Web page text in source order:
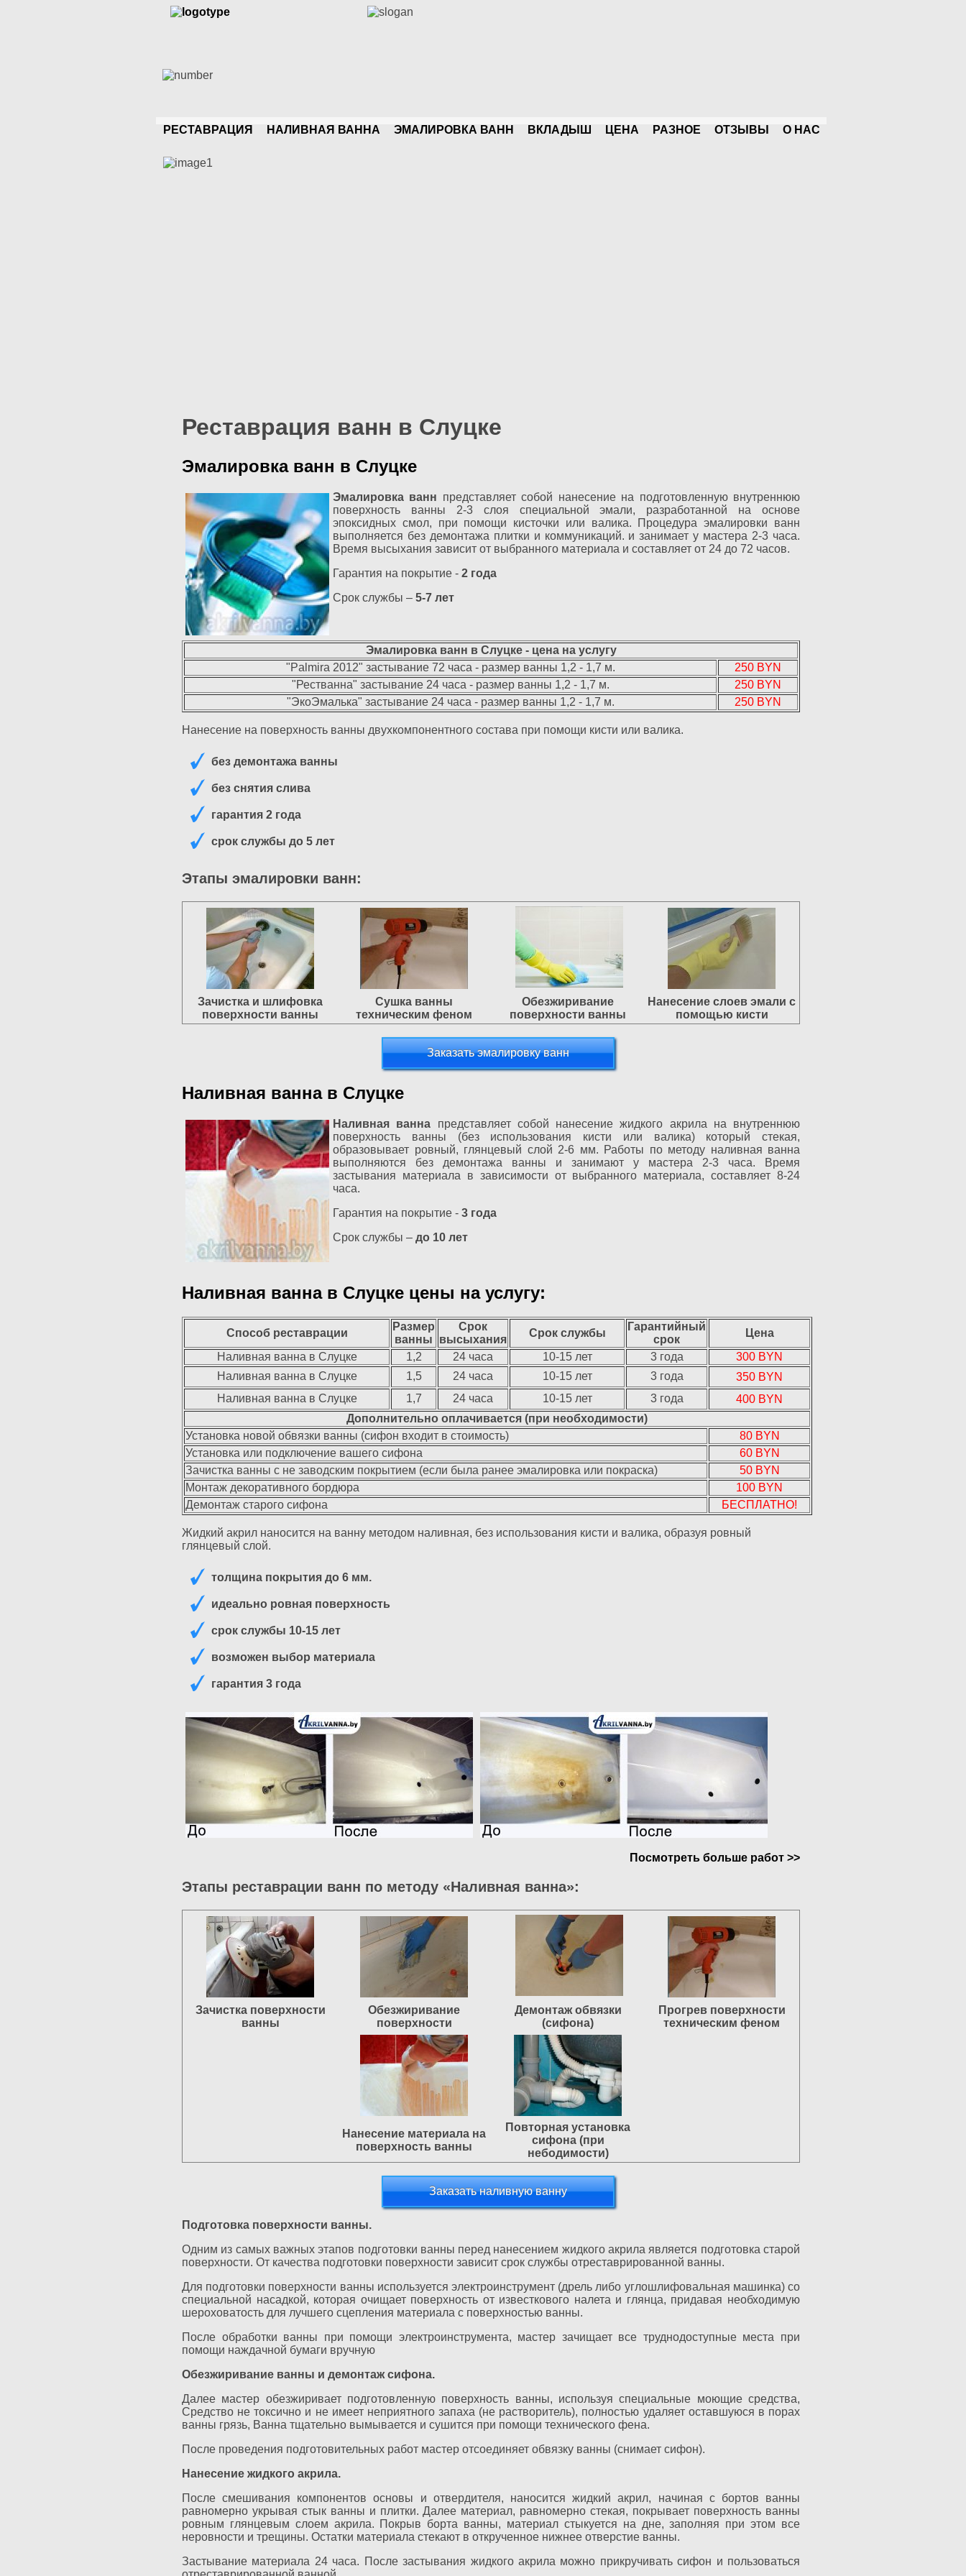
РЕСТАВРАЦИЯ НАЛИВНАЯ ВАННА ЭМАЛИРОВКА ВАНН ВКЛАДЫШ ЦЕНA РАЗНОЕ ОТЗЫВЫ О НАС
Реставрация ванн в Слуцке
Эмалировка ванн в Слуцке
Эмалировка ванн представляет собой нанесение на подготовленную внутреннюю
поверхность ванны 2-3 слоя специальной эмали, разработанной на основе
эпоксидных смол, при помощи кисточки или валика. Процедура эмалировки ванн
выполняется без демонтажа плитки и коммуникаций. и занимает у мастера 2-3 часа.
Время высыхания зависит от выбранного материала и составляет от 24 до 72 часов.
Гарантия на покрытие - 2 года
Срок службы – 5-7 лет
Эмалировка ванн в Слуцке - цена на услугу
"Palmira 2012" застывание 72 часа - размер ванны 1,2 - 1,7 м.
250 BYN
"Рестванна" застывание 24 часа - размер ванны 1,2 - 1,7 м.
250 BYN
"ЭкоЭмалька" застывание 24 часа - размер ванны 1,2 - 1,7 м.
250 BYN
Нанесение на поверхность ванны двухкомпонентного состава при помощи кисти или валика.
без демонтажа ванны
без снятия слива
гарантия 2 года
срок службы до 5 лет
Этапы эмалировки ванн:
Зачистка и шлифовка
поверхности ванны
Сушка ванны
техническим феном
Обезжиривание
поверхности ванны
Нанесение слоев эмали с
помощью кисти
Заказать эмалировку ванн
Наливная ванна в Слуцке
Наливная ванна представляет собой нанесение жидкого акрила на внутреннюю
поверхность ванны (без использования кисти или валика) который стекая,
образовывает ровный, глянцевый слой 2-6 мм. Работы по методу наливная ванна
выполняются без демонтажа ванны и занимают у мастера 2-3 часа. Время
застывания материала в зависимости от выбранного материала, составляет 8-24
часа.
Гарантия на покрытие - 3 года
Срок службы – до 10 лет
Наливная ванна в Слуцке цены на услугу:
Способ реставрации
Размер
ванны
Срок
высыхания
Срок службы
Гарантийный
срок
Цена
Наливная ванна в Слуцке
1,2 24 часа 10-15 лет 3 года
300 BYN
Наливная ванна в Слуцке
1,5 24 часа 10-15 лет 3 года
350 BYN
Наливная ванна в Слуцке
1,7 24 часа 10-15 лет 3 года
400 BYN
Дополнительно оплачивается (при необходимости)
Установка новой обвязки ванны (сифон входит в стоимость)
80 BYN
Установка или подключение вашего сифона
60 BYN
Зачистка ванны с не заводским покрытием (если была ранее эмалировка или покраска)
50 BYN
Монтаж декоративного бордюра
100 BYN
Демонтаж старого сифона
БЕСПЛАТНО!
Жидкий акрил наносится на ванну методом наливная, без использования кисти и валика, образуя ровный
глянцевый слой.
толщина покрытия до 6 мм.
идеально ровная поверхность
срок службы 10-15 лет
возможен выбор материала
гарантия 3 года
Посмотреть больше работ >>
Этапы реставрации ванн по методу «Наливная ванна»:
Зачистка поверхности
ванны
Обезжиривание
поверхности
Демонтаж обвязки
(сифона)
Прогрев поверхности
техническим феном
Нанесение материала на
поверхность ванны
Повторная установка
сифона (при
небодимости)
Заказать наливную ванну
Подготовка поверхности ванны.
Одним из самых важных этапов подготовки ванны перед нанесением жидкого акрила является подготовка старой
поверхности. От качества подготовки поверхности зависит срок службы отреставрированной ванны.
Для подготовки поверхности ванны используется электроинструмент (дрель либо углошлифовальная машинка) со
специальной насадкой, которая очищает поверхность от известкового налета и глянца, придавая необходимую
шероховатость для лучшего сцепления материала с поверхностью ванны.
После обработки ванны при помощи электроинструмента, мастер зачищает все труднодоступные места при
помощи наждачной бумаги вручную
Обезжиривание ванны и демонтаж сифона.
Далее мастер обезжиривает подготовленную поверхность ванны, используя специальные моющие средства,
Средство не токсично и не имеет неприятного запаха (не растворитель), полностью удаляет оставшуюся в порах
ванны грязь, Ванна тщательно вымывается и сушится при помощи технического фена.
После проведения подготовительных работ мастер отсоединяет обвязку ванны (снимает сифон).
Нанесение жидкого акрила.
После смешивания компонентов основы и отвердителя, наносится жидкий акрил, начиная с бортов ванны
равномерно укрывая стык ванны и плитки. Далее материал, равномерно стекая, покрывает поверхность ванны
ровным глянцевым слоем акрила. Покрыв борта ванны, материал стыкуется на дне, заполняя при этом все
неровности и трещины. Остатки материала стекают в открученное нижнее отверстие ванны.
Застывание материала 24 часа. После застывания жидкого акрила можно прикручивать сифон и пользоваться